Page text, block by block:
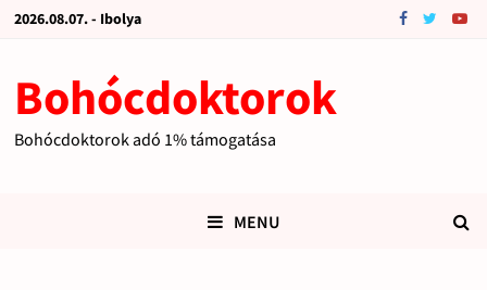
2026.08.07. - Ibolya
Bohócdoktorok
Bohócdoktorok adó 1% támogatása
MENU